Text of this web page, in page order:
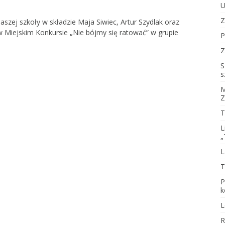
Zachowania Uczniów
Regulamin Szkolnego Klubu
CZYTAM Z
spod chmurki
Matematyka
Łamigłówki dla
Słowa mają moc
SKS dziewcząt –
SKS dziewcząt –
Zajęcia z piłki
szkoły w składzie Maja Siwiec, Artur Szydlak oraz
Konkursie „Nie bójmy się ratować” w grupie